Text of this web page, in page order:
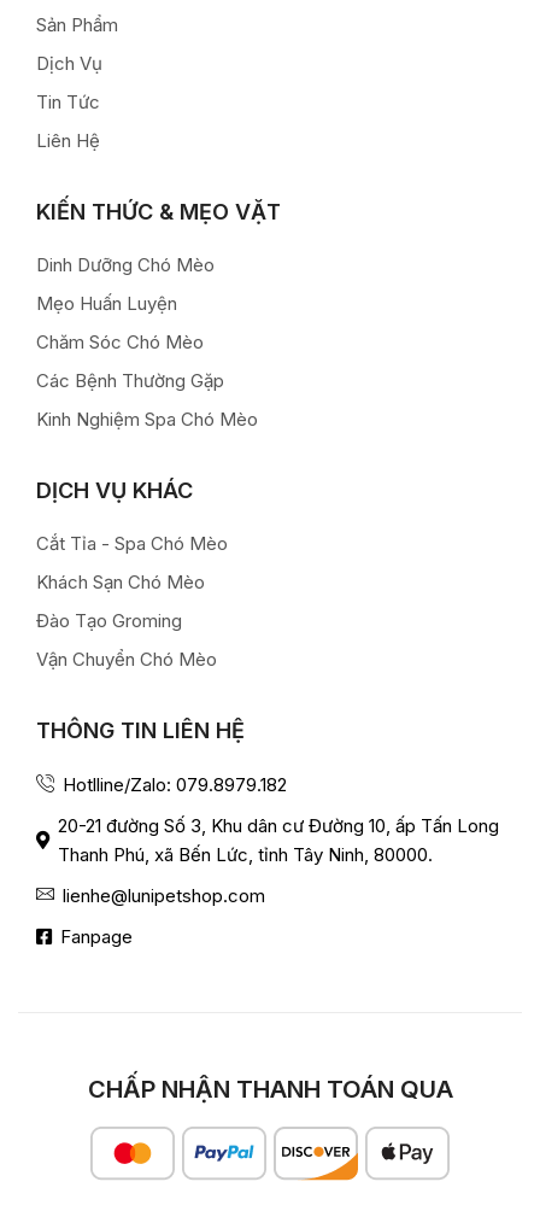
Sản Phẩm
Dịch Vụ
Tin Tức
Liên Hệ
KIẾN THỨC & MẸO VẶT
Dinh Dưỡng Chó Mèo
Mẹo Huấn Luyện
Chăm Sóc Chó Mèo
Các Bệnh Thường Gặp
Kinh Nghiệm Spa Chó Mèo
DỊCH VỤ KHÁC
Cắt Tỉa - Spa Chó Mèo
Khách Sạn Chó Mèo
Đào Tạo Groming
Vận Chuyển Chó Mèo
THÔNG TIN LIÊN HỆ
Hotlline/Zalo: 079.8979.182
20-21 đường Số 3, Khu dân cư Đường 10, ấp Tấn Long
Thanh Phú, xã Bến Lức, tỉnh Tây Ninh, 80000.
lienhe@lunipetshop.com
Fanpage
CHẤP NHẬN THANH TOÁN QUA